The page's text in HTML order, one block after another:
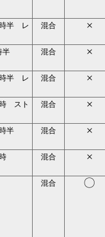
時半 レ
混合 ×
半
混合 ×
時半 レ
混合 ×
スト
混合 ×
時半
混合 ×
時
混合 ×
混合 〇